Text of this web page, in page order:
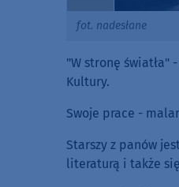
fot. nadesłane
"W stronę światła"
Kultury.
Swoje prace -
Starszy z panów
literaturą i także